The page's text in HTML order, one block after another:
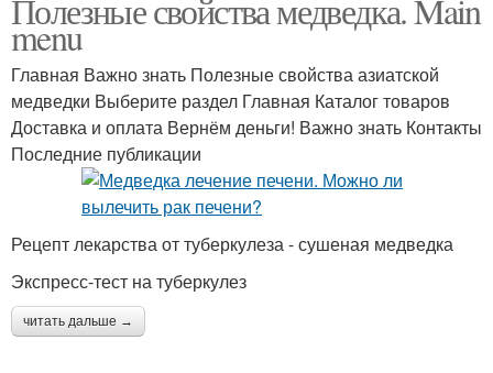
Полезные свойства медведка. Main
menu
Главная Важно знать Полезные свойства азиатской
медведки Выберите раздел Главная Каталог товаров
Доставка и оплата Вернём деньги! Важно знать Контакты
Последние публикации
Рецепт лекарства от туберкулеза - сушеная медведка
Экспресс-тест на туберкулез
читать дальше →